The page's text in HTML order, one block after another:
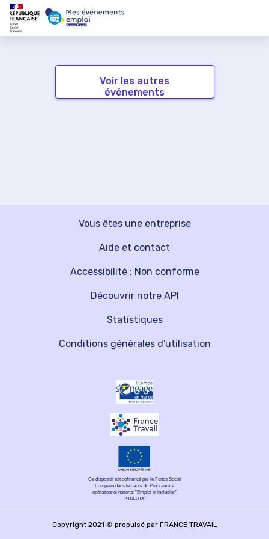
Voir les autres
événements
Vous êtes une entreprise
Découvrir notre API
Aide et contact
Statistiques
Accessibilité : Non conforme
Conditions générales d'utilisation
Ce dispositif est cofinancé par le Fonds Social
Européen dans le cadre du Programme
opérationnel national "Emploi et inclusion"
2014-2020
Copyright 2021 © propulsé par FRANCE TRAVAIL